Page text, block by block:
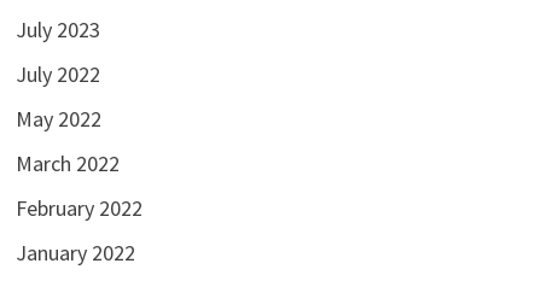
July 2023
July 2022
May 2022
March 2022
February 2022
January 2022